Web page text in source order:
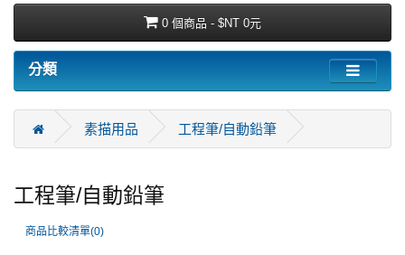
0 個商品 - $NT 0元
分類
素描用品 工程筆/自動鉛筆
工程筆/自動鉛筆
商品比較清單(0)